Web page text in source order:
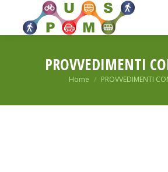
PROVVEDIMENTI
You are here:
Home PROVVEDIMENTI